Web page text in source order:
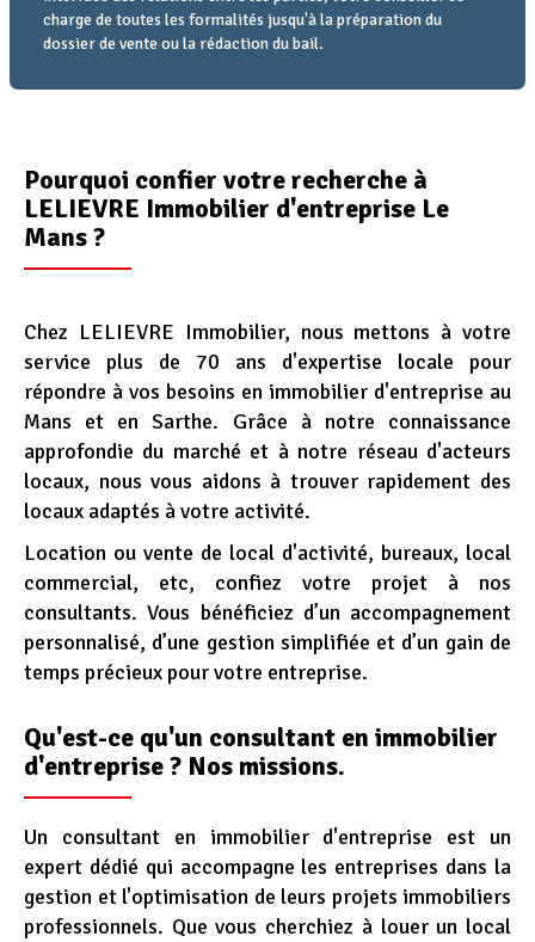
charge de toutes les formalités jusqu'à la préparation du
dossier de vente ou la rédaction du bail.
Pourquoi confier votre recherche à
LELIEVRE Immobilier d'entreprise Le
Mans ?
Chez LELIEVRE Immobilier, nous mettons à votre
service plus de 70 ans d'expertise locale pour
répondre à vos besoins en immobilier d'entreprise au
Mans et en Sarthe. Grâce à notre connaissance
approfondie du marché et à notre réseau d'acteurs
locaux, nous vous aidons à trouver rapidement des
locaux adaptés à votre activité.
Location ou vente de local d'activité, bureaux, local
commercial, etc, confiez votre projet à nos
consultants. Vous bénéficiez d’un accompagnement
personnalisé, d’une gestion simplifiée et d’un gain de
temps précieux pour votre entreprise.
Qu'est-ce qu'un consultant en immobilier
d'entreprise ? Nos missions.
Un consultant en immobilier d'entreprise est un
expert dédié qui accompagne les entreprises dans la
gestion et l'optimisation de leurs projets immobiliers
professionnels. Que vous cherchiez à louer un local